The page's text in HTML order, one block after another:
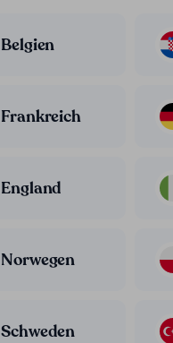
Belgien
Frankreich
England
Norwegen
Schweden